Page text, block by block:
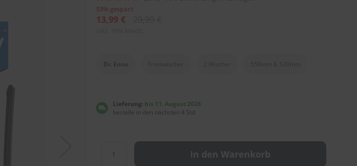
90
% of100
53% gespart
13,99 €
Lieferung: bis 11. August 2026
bestelle in den nächsten 4 Std
In den Warenkorb